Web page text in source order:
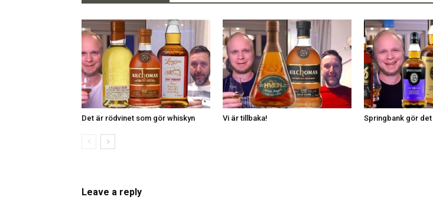
Det är rödvinet som gör whiskyn Vi är tillbaka! Springbank gör
Leave a reply